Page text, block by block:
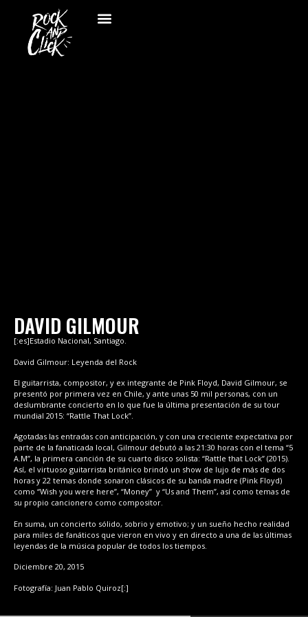
DAVID GILMOUR
[:es]Estadio Nacional, Santiago.
David Gilmour: Leyenda del Rock
El guitarrista, compositor, y ex integrante de Pink Floyd, David Gilmour, se
presentó por primera vez en Chile, y ante unas 50 mil personas, con un
deslumbrante concierto en lo que fue la última presentación de su tour
mundial 2015: “Rattle That Lock”.
Agotadas las entradas con anticipación, y con una creciente expectativa por
parte de la fanaticada local, Gilmour debutó a las 21:30 horas con el tema “5
A.M”, la primera canción de su cuarto disco solista: “Rattle that Lock” (2015).
Así, el virtuoso guitarrista británico brindó un show de lujo de más de dos
horas y 22 temas donde sonaron clásicos de su banda madre (Pink Floyd)
como “Wish you were here”, “Money” y “Us and Them”, así como temas de
su propio cancionero como compositor.
En suma, un concierto sólido, sobrio y emotivo; y un sueño hecho realidad
para miles de fanáticos que vieron en vivo y en directo a una de las últimas
leyendas de la música popular de todos los tiempos.
Diciembre 20, 2015
Fotografía: Juan Pablo Quiroz[:]